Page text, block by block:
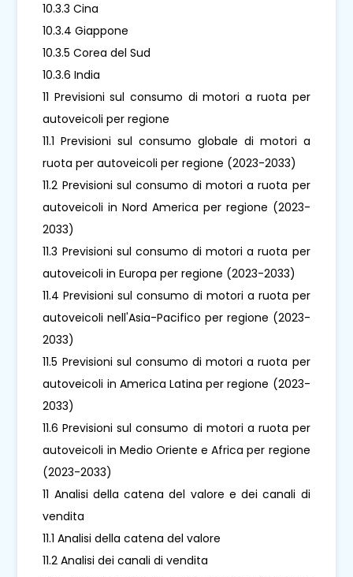
10.3.3 Cina
10.3.4 Giappone
10.3.5 Corea del Sud
10.3.6 India
11 Previsioni sul consumo di motori a ruota per
autoveicoli per regione
11.1 Previsioni sul consumo globale di motori a
ruota per autoveicoli per regione (2023-2033)
11.2 Previsioni sul consumo di motori a ruota per
autoveicoli in Nord America per regione (2023-
2033)
11.3 Previsioni sul consumo di motori a ruota per
autoveicoli in Europa per regione (2023-2033)
11.4 Previsioni sul consumo di motori a ruota per
autoveicoli nell'Asia-Pacifico per regione (2023-
2033)
11.5 Previsioni sul consumo di motori a ruota per
autoveicoli in America Latina per regione (2023-
2033)
11.6 Previsioni sul consumo di motori a ruota per
autoveicoli in Medio Oriente e Africa per regione
(2023-2033)
11 Analisi della catena del valore e dei canali di
vendita
11.1 Analisi della catena del valore
11.2 Analisi dei canali di vendita